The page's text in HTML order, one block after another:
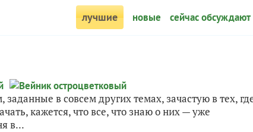
лучшие новые сейчас обсуждают
в совсем других темах, зачастую в тех,
кажется, что все, что знаю о них — уже
в...